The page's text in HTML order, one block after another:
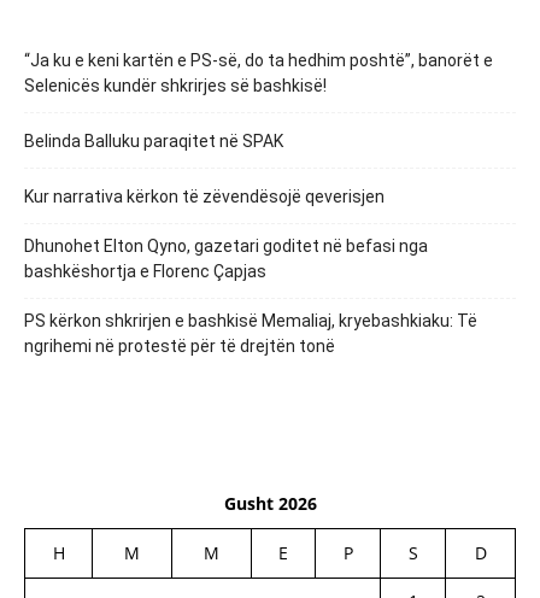
“Ja ku e keni kartën e PS-së, do ta hedhim poshtë”, banorët e
Selenicës kundër shkrirjes së bashkisë!
Belinda Balluku paraqitet në SPAK
Kur narrativa kërkon të zëvendësojë qeverisjen
Dhunohet Elton Qyno, gazetari goditet në befasi nga
bashkëshortja e Florenc Çapjas
PS kërkon shkrirjen e bashkisë Memaliaj, kryebashkiaku: Të
ngrihemi në protestë për të drejtën tonë
Gusht 2026
H M M E P S D